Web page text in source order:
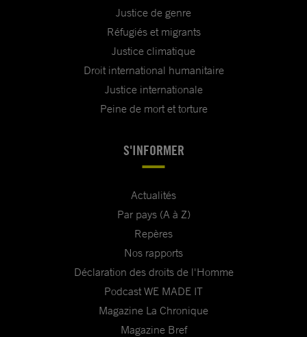
Justice de genre
Réfugiés et migrants
Justice climatique
Droit international humanitaire
Justice internationale
Peine de mort et torture
S'INFORMER
Actualités
Par pays (A à Z)
Repères
Nos rapports
Déclaration des droits de l'Homme
Podcast WE MADE IT
Magazine La Chronique
Magazine Bref